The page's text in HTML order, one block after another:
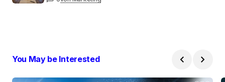
You May be Interested